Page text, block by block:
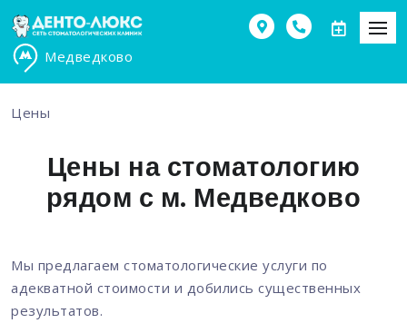
Медведково
Цены
Цены на стоматологию
рядом с м. Медведково
Мы предлагаем стоматологические услуги по
адекватной стоимости и добились существенных
результатов.